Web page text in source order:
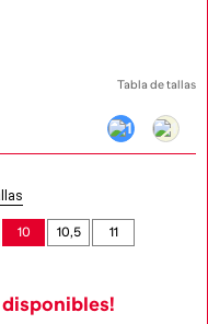
Tabla de tallas
10 10,5 11